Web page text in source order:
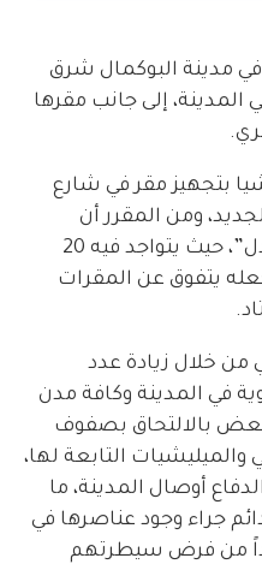
مدينة البوكمال شرق
المدينة، إلى جانب مقرها
بتجهيز مقر في شارع
ومن المقرر أن
يتسلم قيادة المقر “فهد الدندل”، حيث يتواجد فيه 20
يتفوق عن المقرات
من خلال زيادة عدد
في المدينة وكافة مدن
بالالتحاق بصفوف
والميليشيات التابعة لها،
أوصال المدينة، ما
جراء وجود عناصرها في
من فرض سيطرتهم